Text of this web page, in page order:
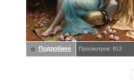
Подробнее Просмотров: 813